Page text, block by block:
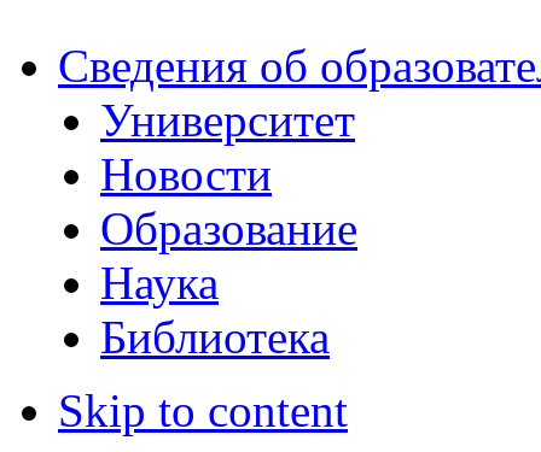
Сведения об
Университет
Новости
Образование
Наука
Библиотека
Skip to content